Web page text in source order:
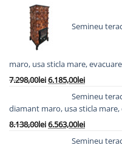
Semineu
maro, usa sticla mare,
7.298,00leiPrețul
fost:
7.298,00lei.
6.185,00leiPrețul
curent
este:
6.185,00lei.
Semineu
diamant maro, usa sticla mare,
8.138,00leiPrețul
6.563,00leiPrețul
curent
Semineu